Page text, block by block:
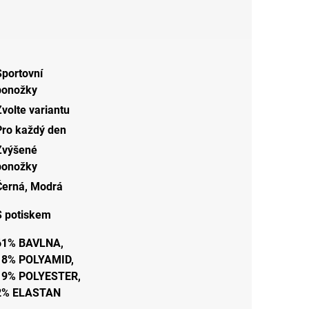
variantu
každý den
, Modrá
potiskem
BAVLNA,
POLYAMID,
POLYESTER,
ELASTAN